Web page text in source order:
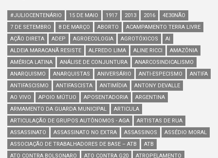
#JULIOCENTENÁRIO 15 DE MAIO 1917 2013 2016
4E30NÃO
7 DE SETEMBRO
8 DE MARÇO ABORTO
ACAMPAMENTO TERRA LIVRE
AÇÃO DIRETA
ADEP AGROECOLOGIA AGROTÓXICOS
AI
ALDEIA MARACANÃ RESISTE
ALFREDO LIMA ALINE RICCI
AMAZÔNIA
AMÉRICA LATINA
ANÁLISE DE CONJUNTURA
ANARCOSINDICALISMO
ANARQUISMO
ANARQUISTAS ANIVERSÁRIO ANTI-ESPECISMO
ANTIFA
ANTIFASCISMO
ANTIFASCISTA ANTIMÍDIA
ANTONY DEVALLE
AO VIVO
APOIO MÚTUO APOSENTADORIA
ARGENTINA
ARMAMENTO DA GUARDA MUNICIPAL
ARTICULA
ARTICULAÇÃO DE GRUPOS AUTÔNOMOS - AGA
ARTISTAS DE RUA
ASSASSINATO
ASSASSINATO NO EXTRA ASSASSINOS
ASSÉDIO MORAL
ASSOCIAÇÃO DE TRABALHADORES DE BASE – ATB
ATB
ATO CONTRA BOLSONARO
ATO CONTRA G20 ATROPELAMENTO